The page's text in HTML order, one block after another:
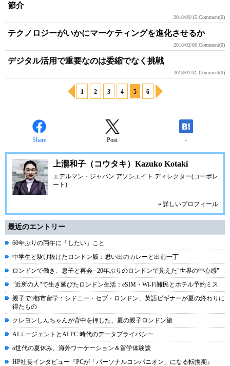
節介
2018/09/15 Comment(0)
テクノロジーがいかにマーケティングを進化させるか
2018/02/06 Comment(0)
デジタル活用で重要なのは委縮でなく挑戦
2018/01/31 Comment(0)
1 2 3 4 5 6
Share Post -
上瀧和子（コウタキ）Kazuko Kotaki
エデルマン・ジャパン アソシエイト ディレクター(コーポレ
ート)
» 詳しいプロフィール
最近のエントリー
60年ぶりの丙午に「したい」こと
中学生と駆け抜けたロンドン飯：思い出のカレーと出前一丁
ロンドンで働き、息子と再会─20年ぶりのロンドンで見えた"世界の中心感"
"近所の人"で生き延びたロンドン生活：eSIM・Wi-Fi難民とホテル予約ミス
親子で3都市留学：シドニー・セブ・ロンドン、英語ビギナーが夏の終わりに
得たもの
クレヨンしんちゃんが背中を押した、夏の親子ロンドン旅
AIエージェントとAI PC 時代のデータプライバシー
α世代の夏休み、海外ワーケーション＆留学体験談
HP社長インタビュー『PCが「パーソナルコンパニオン」になる転換期』